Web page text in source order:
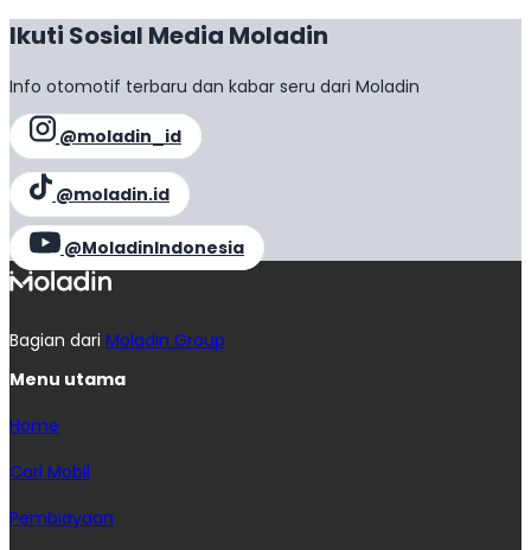
Ikuti Sosial Media Moladin
Info otomotif terbaru dan kabar seru dari Moladin
@moladin_id
@moladin.id
@MoladinIndonesia
Bagian dari Moladin Group
Menu utama
Home
Cari Mobil
Pembiayaan